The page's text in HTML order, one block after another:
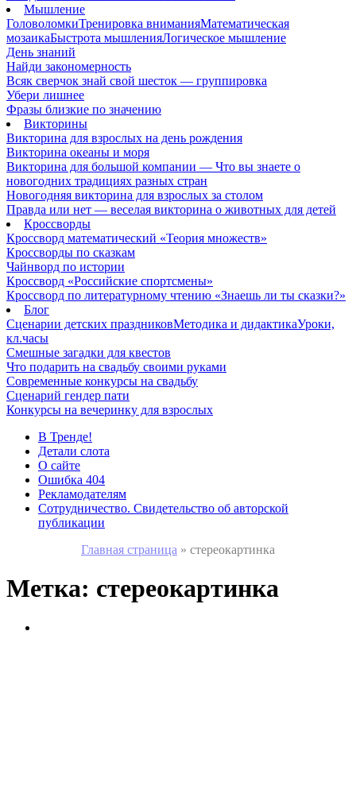
Мышление
ГоловоломкиТренировка вниманияМатематическая
мозаикаБыстрота мышленияЛогическое мышление
День знаний
Найди закономерность
Всяк сверчок знай свой шесток — группировка
Убери лишнее
Фразы близкие по значению
Викторины
Викторина для взрослых на день рождения
Викторина океаны и моря
Викторина для большой компании — Что вы знаете о
новогодних традициях разных стран
Новогодняя викторина для взрослых за столом
Правда или нет — веселая викторина о животных для детей
Кроссворды
Кроссворд математический «Теория множеств»
Кроссворды по сказкам
Чайнворд по истории
Кроссворд «Российские спортсмены»
Кроссворд по литературному чтению «Знаешь ли ты сказки?»
Блог
Сценарии детских праздниковМетодика и дидактикаУроки,
кл.часы
Смешные загадки для квестов
Что подарить на свадьбу своими руками
Современные конкурсы на свадьбу
Сценарий гендер пати
Конкурсы на вечеринку для взрослых
В Тренде!
Детали слота
О сайте
Ошибка 404
Рекламодателям
Сотрудничество. Свидетельство об авторской
публикации
Главная страница » стереокартинка
Метка: стереокартинка